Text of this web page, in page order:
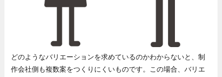
どのようなバリエーションを求めているのかわからないと、制
作会社側も複数案をつくりにくいものです。この場合、バリエ